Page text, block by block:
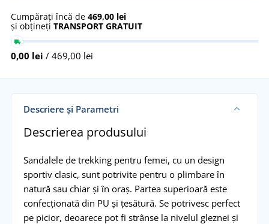
Cumpărați încă de 469,00 lei
și obțineți TRANSPORT GRATUIT
0,00 lei / 469,00 lei
Descriere și Parametri
Descrierea produsului
Sandalele de trekking pentru femei, cu un design
sportiv clasic, sunt potrivite pentru o plimbare în
natură sau chiar și în oraș. Partea superioară este
confecționată din PU și țesătură. Se potrivesc perfect
pe picior, deoarece pot fi strânse la nivelul gleznei și